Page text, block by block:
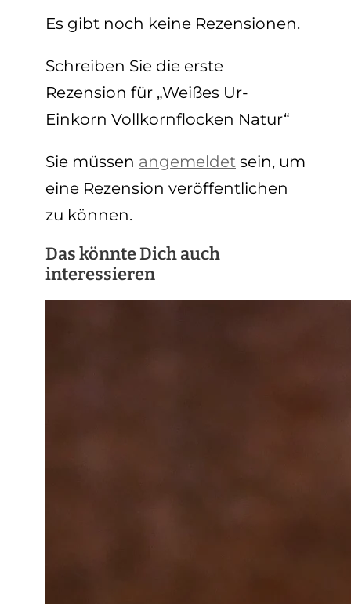
Es gibt noch keine Rezensionen.
Schreiben Sie die erste
Rezension für „Weißes Ur-
Einkorn Vollkornflocken Natur“
Sie müssen angemeldet sein, um
eine Rezension veröffentlichen
zu können.
Das könnte Dich auch
interessieren